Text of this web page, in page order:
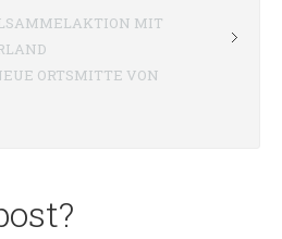
MIT
ORTSMITTE VON